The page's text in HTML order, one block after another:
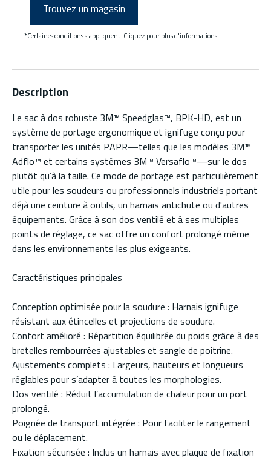
Trouvez un magasin
*Certaines conditions s'appliquent. Cliquez pour plus d'informations.
Description
Le sac à dos robuste 3M™ Speedglas™, BPK-HD, est un
système de portage ergonomique et ignifuge conçu pour
transporter les unités PAPR—telles que les modèles 3M™
Adflo™ et certains systèmes 3M™ Versaflo™—sur le dos
plutôt qu’à la taille. Ce mode de portage est particulièrement
utile pour les soudeurs ou professionnels industriels portant
déjà une ceinture à outils, un harnais antichute ou d'autres
équipements. Grâce à son dos ventilé et à ses multiples
points de réglage, ce sac offre un confort prolongé même
dans les environnements les plus exigeants.
Caractéristiques principales
Conception optimisée pour la soudure : Harnais ignifuge
résistant aux étincelles et projections de soudure.
Confort amélioré : Répartition équilibrée du poids grâce à des
bretelles rembourrées ajustables et sangle de poitrine.
Ajustements complets : Largeurs, hauteurs et longueurs
réglables pour s’adapter à toutes les morphologies.
Dos ventilé : Réduit l’accumulation de chaleur pour un port
prolongé.
Poignée de transport intégrée : Pour faciliter le rangement
ou le déplacement.
Fixation sécurisée : Inclus un harnais avec plaque de fixation